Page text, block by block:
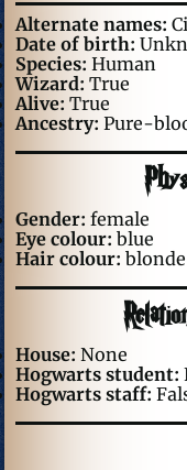
Alternate names:
Date of birth:
Species: Human
Wizard: True
Alive: True
Ancestry: Pure-
Gender: female
Eye colour: blue
Hair colour: blonde
House: None
Hogwarts student:
Hogwarts staff: